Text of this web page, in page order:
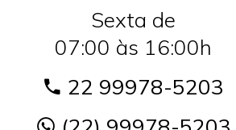
Sexta de
07:00 às 16:00h
22 99978-5203